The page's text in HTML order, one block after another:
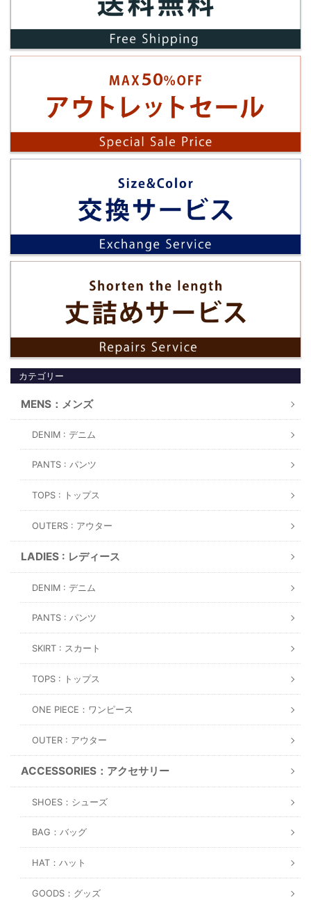
カテゴリー
MENS：メンズ
DENIM : デニム
PANTS : パンツ
TOPS : トップス
OUTERS : アウター
LADIES : レディース
DENIM : デニム
PANTS : パンツ
SKIRT : スカート
TOPS : トップス
ONE PIECE：ワンピース
OUTER : アウター
ACCESSORIES：アクセサリー
SHOES：シューズ
BAG：バッグ
HAT：ハット
GOODS：グッズ